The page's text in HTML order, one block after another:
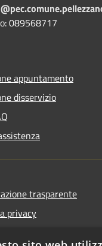
089568717
appuntamento
disservizio
trasparente
privacy